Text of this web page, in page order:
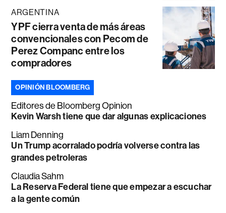
ARGENTINA
YPF cierra venta de más áreas
convencionales con Pecom de
Perez Companc entre los
compradores
OPINIÓN BLOOMBERG
Editores de Bloomberg Opinion
Kevin Warsh tiene que dar algunas explicaciones
Liam Denning
Un Trump acorralado podría volverse contra las
grandes petroleras
Claudia Sahm
La Reserva Federal tiene que empezar a escuchar
a la gente común